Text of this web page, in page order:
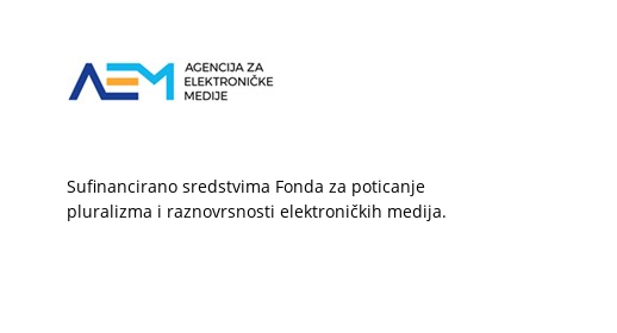
Sufinancirano sredstvima Fonda za poticanje
pluralizma i raznovrsnosti elektroničkih medija.